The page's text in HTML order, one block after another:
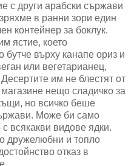
с други арабски сържави
в ранни зори един
контейнер за боклук.
ястие, което
бутче върху канапе ориз и
или вегетарианец,
им не блестят от
нещо сладичко за
но всичко беше
Може би само
всякакви видове ядки.
дружелюбни и топло
отказ в